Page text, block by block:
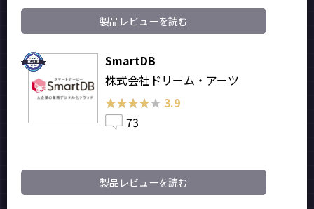
製品レビューを読む
SmartDB
株式会社ドリーム・アーツ
★★★★★
★★★★★ 3.9
73
製品レビューを読む